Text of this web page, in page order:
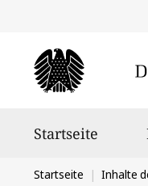
Startseite
Sie
Startseite Inhalte